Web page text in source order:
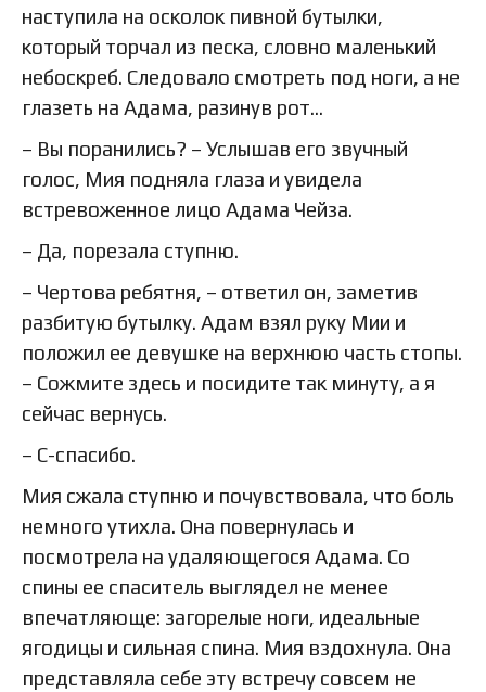
наступила на осколок пивной бутылки,
который торчал из песка, словно маленький
небоскреб. Следовало смотреть под ноги, а не
глазеть на Адама, разинув рот…
– Вы поранились? – Услышав его звучный
голос, Мия подняла глаза и увидела
встревоженное лицо Адама Чейза.
– Да, порезала ступню.
– Чертова ребятня, – ответил он, заметив
разбитую бутылку. Адам взял руку Мии и
положил ее девушке на верхнюю часть стопы.
– Сожмите здесь и посидите так минуту, а я
сейчас вернусь.
– С-спасибо.
Мия сжала ступню и почувствовала, что боль
немного утихла. Она повернулась и
посмотрела на удаляющегося Адама. Со
спины ее спаситель выглядел не менее
впечатляюще: загорелые ноги, идеальные
ягодицы и сильная спина. Мия вздохнула. Она
представляла себе эту встречу совсем не